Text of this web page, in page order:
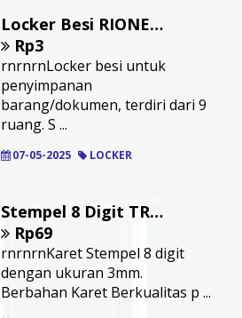
Locker Besi RIONE 9 Pintu
Rp3
rnrnrnLocker besi untuk
penyimpanan
barang/dokumen, terdiri dari 9
ruang. S ...
07-05-2025 LOCKER
Stempel 8 Digit TRODAT 1538 3mm
Rp69
rnrnrnKaret Stempel 8 digit
dengan ukuran 3mm.
Berbahan Karet Berkualitas p ...